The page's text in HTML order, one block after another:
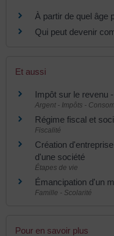
À partir de quel âge
Qui peut devenir
Et aussi
Impôt sur le revenu
Argent - Impôts -
Régime fiscal et
Fiscalité
Création
d'une société
Étapes de vie
Émancipation d'un
Famille - Scolarité
Pour en savoir plus